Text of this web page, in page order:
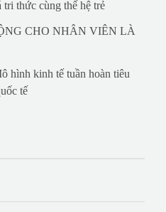
thức cùng thế hệ trẻ
CHO NHÂN VIÊN LÀ
hình kinh tế tuần hoàn tiêu
tế